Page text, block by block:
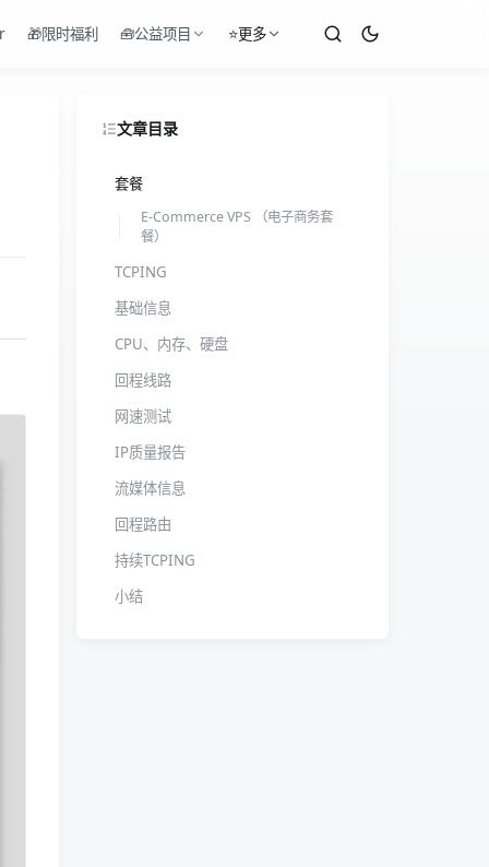
🎁限时福利 🧰公益项目 ⭐更多
文章目录
套餐
E-Commerce VPS （电子商务套
餐）
TCPING
基础信息
CPU、内存、硬盘
回程线路
网速测试
IP质量报告
流媒体信息
回程路由
持续TCPING
小结